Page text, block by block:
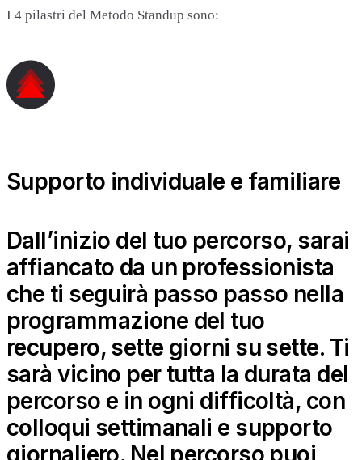
I 4 pilastri del Metodo Standup sono:
Supporto individuale e familiare
Dall’inizio del tuo percorso, sarai
affiancato da un professionista
che ti seguirà passo passo nella
programmazione del tuo
recupero, sette giorni su sette. Ti
sarà vicino per tutta la durata del
percorso e in ogni difficoltà, con
colloqui settimanali e supporto